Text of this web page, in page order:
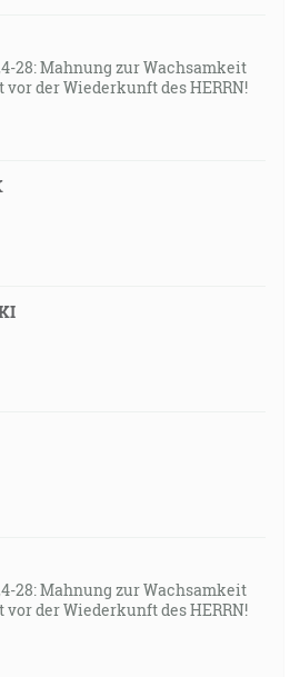
28: Mahnung zur Wachsamkeit
der Wiederkunft des HERRN!
28: Mahnung zur Wachsamkeit
der Wiederkunft des HERRN!